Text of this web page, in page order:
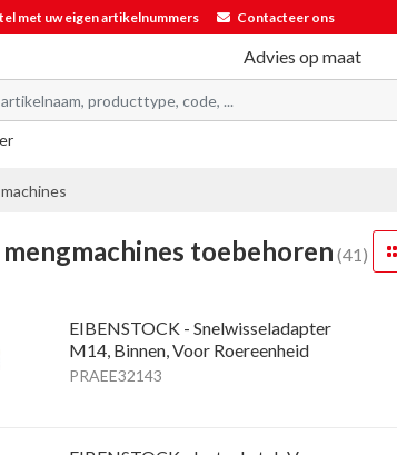
met uw eigen artikelnummers Contacteer ons
Advies op maat
toebehoren (41)
EIBENSTOCK - Snelwisseladapter
M14, Binnen, Voor Roereenheid
PRAEE32143